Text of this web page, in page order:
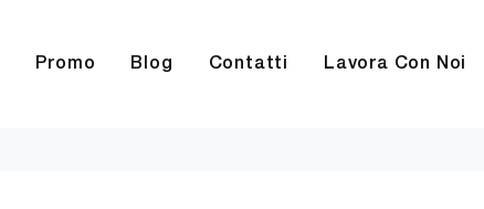
Promo Blog Contatti Lavora Con Noi